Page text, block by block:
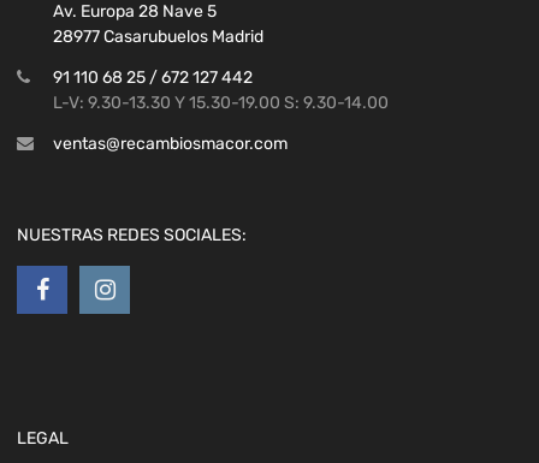
Av. Europa 28 Nave 5
28977 Casarubuelos Madrid
91 110 68 25 / 672 127 442
L-V: 9.30-13.30 Y 15.30-19.00 S: 9.30-14.00
ventas@recambiosmacor.com
NUESTRAS REDES SOCIALES:
LEGAL